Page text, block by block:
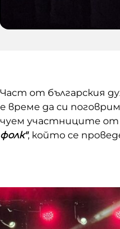
Част от българския
е време да си
чуем участниците от
фолк", който се